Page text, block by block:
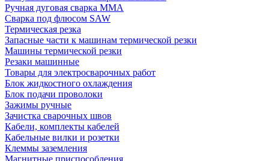
Ручная дуговая сварка MMA
Сварка под флюсом SAW
Термическая резка
Запасные части к машинам термической резки
Машины термической резки
Резаки машинные
Товары для электросварочных работ
Блок жидкостного охлаждения
Блок подачи проволоки
Зажимы ручные
Зачистка сварочных швов
Кабели, комплекты кабелей
Кабельные вилки и розетки
Клеммы заземления
Магнитные приспособления